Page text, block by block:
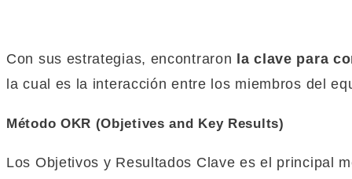
Con sus estrategias, encontraron
la clave para
la cual es la interacción entre los miembros del
Método OKR (Objetives and Key Results)
Los Objetivos y Resultados Clave es el principal